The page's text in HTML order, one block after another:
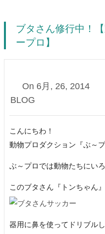
ブタさん修行中！
ープロ】
On 6月, 26, 2014
BLOG
こんにちわ！
動物プロダクション『ぶ～プ
ぶ～プロでは動物たちにい
このブタさん『トンちゃん
器用に鼻を使ってドリブルし